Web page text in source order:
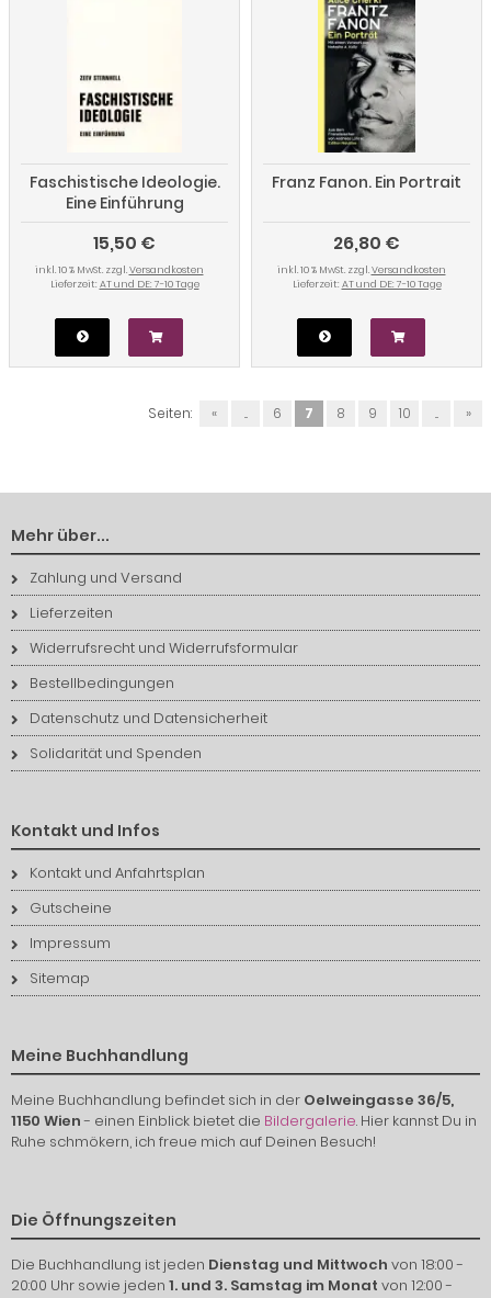
Faschistische Ideologie.
Eine Einführung
15,50 €
inkl. 10 % MwSt. zzgl.Versandkosten
Lieferzeit: AT und DE: 7-10 Tage
Franz Fanon. Ein Portrait
26,80 €
inkl. 10 % MwSt. zzgl.Versandkosten
Lieferzeit: AT und DE: 7-10 Tage
Seiten: « ... 6 7 8 9 10 ... »
Mehr über...
Zahlung und Versand
Lieferzeiten
Widerrufsrecht und Widerrufsformular
Bestellbedingungen
Datenschutz und Datensicherheit
Solidarität und Spenden
Kontakt und Infos
Kontakt und Anfahrtsplan
Gutscheine
Impressum
Sitemap
Meine Buchhandlung
Meine Buchhandlung befindet sich in der Oelweingasse 36/5,
1150 Wien- einen Einblick bietet die Bildergalerie. Hier kannst Du in
Ruhe schmökern, ich freue mich auf Deinen Besuch!
Die Öffnungszeiten
Die Buchhandlung ist jeden Dienstag und Mittwoch von 18:00 -
20:00 Uhr sowie jeden 1. und 3. Samstag im Monat von 12:00 -